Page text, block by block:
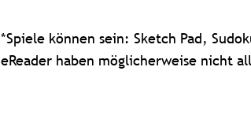
*Spiele können sein: Sketch Pad,
eReader haben möglicherweise nicht